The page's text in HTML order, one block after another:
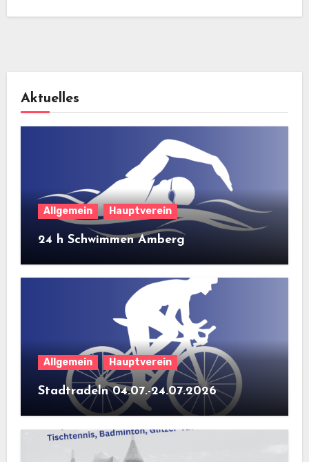
Aktuelles
Allgemein Hauptverein
24 h Schwimmen Amberg
Allgemein Hauptverein
Stadtradeln 04.07.-24.07.2026